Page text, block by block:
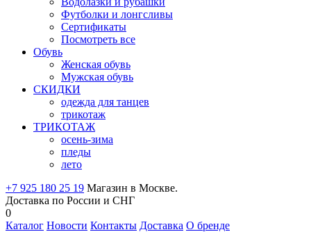
Футболки и лонгсливы
Сертификаты
Посмотреть все
Обувь
Женская обувь
Мужская обувь
СКИДКИ
одежда для танцев
трикотаж
ТРИКОТАЖ
осень-зима
пледы
лето
+7 925 180 25 19 Магазин в Москве.
Доставка по России и СНГ
0
Каталог Новости Контакты Доставка О бренде